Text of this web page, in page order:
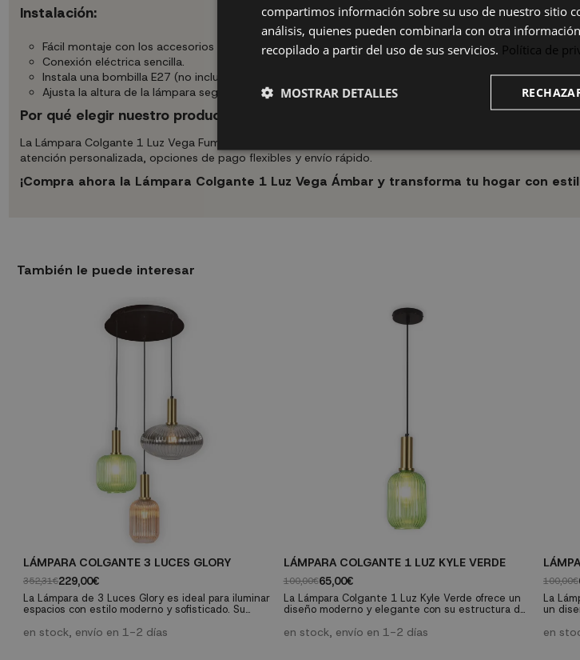
Instalación:
Fácil montaje con los accesorios incluidos.
Conexión eléctrica sencilla.
Instala una bombilla E27 (no incluida).
Ajusta la altura de la lámpara según el espacio.
Por qué elegir nuestro producto:
La Lámpara Colgante 1 Luz Vega Fumé es ideal para quienes buscan estilo y funcionalidad. Su diseño
atención personalizada, opciones de pago flexibles y envío rápido.
¡Compra ahora la Lámpara Colgante 1 Luz Vega Ámbar y transforma tu hogar con
También le puede interesar
LÁMPARA COLGANTE 3 LUCES GLORY
352,31€229,00€
La Lámpara de 3 Luces Glory es ideal para iluminar
espacios con estilo moderno y sofisticado. Su
perfecta para cualquier ambiente. Características
en stock, envío en 1-2 días
LÁMPARA COLGANTE 1 LUZ KYLE VERDE
100,00€65,00€
La Lámpara Colgante 1 Luz Kyle Verde ofrece un
diseño moderno y elegante con su estructura de
añadir un toque sofisticado a cualquier espacio.
en stock, envío en 1-2 días
100,00€
La
un
ámbar
en
compartimos información sobre su uso de nuestro sitio
análisis, quienes pueden combinarla con otra
recopilado a partir del uso de sus servicios. Política de
MOSTRAR DETALLES